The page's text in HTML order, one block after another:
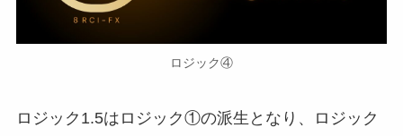
ロジック④
ロジック1.5はロジック①の派生となり、ロジック